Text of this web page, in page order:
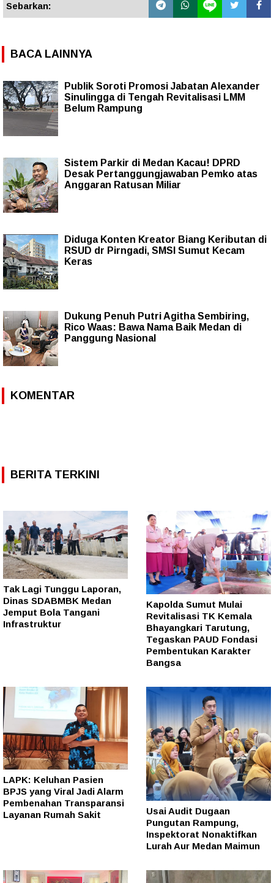
Sebarkan:
BACA LAINNYA
Publik Soroti Promosi Jabatan Alexander
Sinulingga di Tengah Revitalisasi LMM
Belum Rampung
Sistem Parkir di Medan Kacau! DPRD
Desak Pertanggungjawaban Pemko atas
Anggaran Ratusan Miliar
Diduga Konten Kreator Biang Keributan di
RSUD dr Pirngadi, SMSI Sumut Kecam
Keras
Dukung Penuh Putri Agitha Sembiring,
Rico Waas: Bawa Nama Baik Medan di
Panggung Nasional
KOMENTAR
BERITA TERKINI
Tak Lagi Tunggu Laporan,
Dinas SDABMBK Medan
Jemput Bola Tangani
Infrastruktur
Kapolda Sumut Mulai
Revitalisasi TK Kemala
Bhayangkari Tarutung,
Tegaskan PAUD Fondasi
Pembentukan Karakter
Bangsa
LAPK: Keluhan Pasien
BPJS yang Viral Jadi Alarm
Pembenahan Transparansi
Layanan Rumah Sakit
Usai Audit Dugaan
Pungutan Rampung,
Inspektorat Nonaktifkan
Lurah Aur Medan Maimun